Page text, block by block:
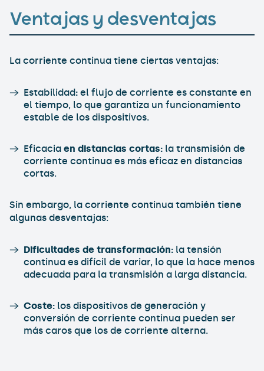
Ventajas y desventajas
La corriente continua tiene ciertas ventajas:
Estabilidad: el flujo de corriente es constante en
el tiempo, lo que garantiza un funcionamiento
estable de los dispositivos.
Eficacia en distancias cortas: la transmisión de
corriente continua es más eficaz en distancias
cortas.
Sin embargo, la corriente continua también tiene
algunas desventajas:
Dificultades de transformación: la tensión
continua es difícil de variar, lo que la hace menos
adecuada para la transmisión a larga distancia.
Coste: los dispositivos de generación y
conversión de corriente continua pueden ser
más caros que los de corriente alterna.